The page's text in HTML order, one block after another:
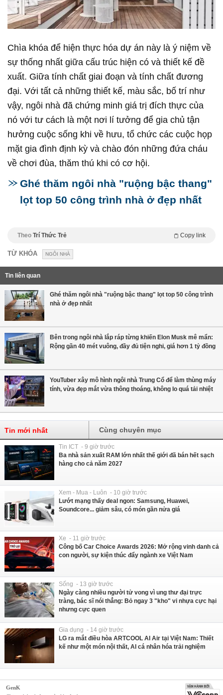
Chìa khóa để hiện thực hóa dự án này là ý niệm về
sự thống nhất giữa cấu trúc hiện có và thiết kế đề
xuất. Giữa tính chất giai đoạn và tính chất đương
đại. Với tất cả những thiết kế, màu sắc, bố trí như
vậy, ngôi nhà đã chứng minh giá trị đích thực của
nó với tư cách là một nơi lí tưởng để gia chủ tận
hưởng cuộc sống khi về hưu, tổ chức các cuộc họp
mặt gia đình định kỳ và chào đón những đứa cháu
về chơi đùa, thăm thú khi có cơ hội.
Ghé thăm ngôi nhà "ruộng bậc thang"
lọt top 50 công trình nhà ở đẹp nhất
Theo Trí Thức Trẻ Copy link
TỪ KHÓA NGÔI NHÀ
Tin liên quan
Ghé thăm ngôi nhà "ruộng bậc thang" lọt top 50 công trình
nhà ở đẹp nhất
Bên trong ngôi nhà lắp ráp từng khiến Elon Musk mê mẩn:
Rộng gần 40 mét vuông, đầy đủ tiện nghi, giá hơn 1 tỷ đồng
YouTuber xây mô hình ngôi nhà Trung Cổ để làm thùng máy
tính, vừa đẹp mắt vừa thông thoáng, không lo quá tải nhiệt
Tin mới nhất Cùng chuyên mục
Tin ICT - 9 giờ trước
Ba nhà sản xuất RAM lớn nhất thế giới đã bán hết sạch
hàng cho cả năm 2027
Xem - Mua - Luôn - 10 giờ trước
Lướt mạng thấy deal ngon: Samsung, Huawei,
Soundcore... giảm sâu, có món gần nửa giá
Xe - 11 giờ trước
Công bố Car Choice Awards 2026: Mở rộng vinh danh cả
con người, sự kiện thúc đẩy ngành xe Việt Nam
Sống - 13 giờ trước
Ngày càng nhiều người tử vong vì ung thư đại trực
tràng, bác sĩ nói thẳng: Bỏ ngay 3 "kho" vi nhựa cực hại
nhưng cực quen
Gia dụng - 14 giờ trước
LG ra mắt điều hòa ARTCOOL AI Air tại Việt Nam: Thiết
kế như một món nội thất, AI cá nhân hóa trải nghiệm
GenK